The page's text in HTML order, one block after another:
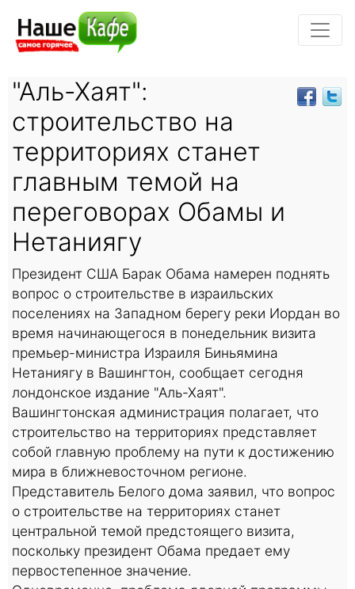
"Аль-Хаят":
строительство на
территориях станет
главным темой на
переговорах Обамы и
Нетаниягу
Президент США Барак Обама намерен поднять
вопрос о строительстве в израильских
поселениях на Западном берегу реки Иордан во
время начинающегося в понедельник визита
премьер-министра Израиля Биньямина
Нетаниягу в Вашингтон, сообщает сегодня
лондонское издание "Аль-Хаят".
Вашингтонская администрация полагает, что
строительство на территориях представляет
собой главную проблему на пути к достижению
мира в ближневосточном регионе.
Представитель Белого дома заявил, что вопрос
о строительстве на территориях станет
центральной темой предстоящего визита,
поскольку президент Обама предает ему
первостепенное значение.